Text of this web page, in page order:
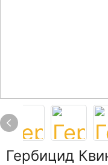
Гербицид